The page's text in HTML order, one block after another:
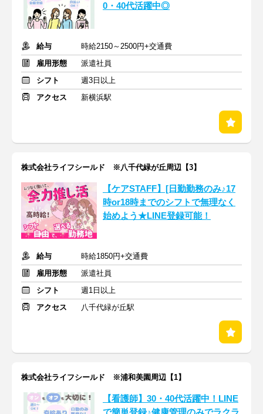
0・40代活躍中◎
給与
時給2150～2500円+交通費
雇用形態
派遣社員
シフト
週3日以上
アクセス
新横浜駅
株式会社ライフシールド ※八千代緑が丘周辺【3】
【ケアSTAFF】[日勤勤務のみ♪17
時or18時までのシフトで無理なく
始めよう★LINE登録可能！
給与
時給1850円+交通費
雇用形態
派遣社員
シフト
週1日以上
アクセス
八千代緑が丘駅
株式会社ライフシールド ※浦和美園周辺【1】
【看護師】30・40代活躍中！LINE